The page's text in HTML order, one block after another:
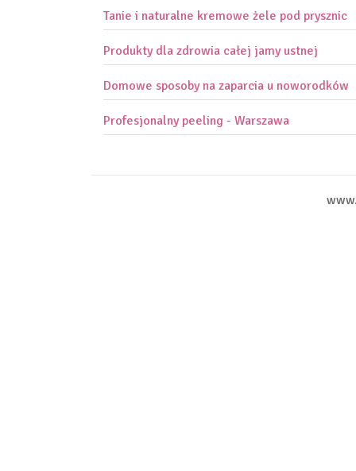
Tanie i naturalne kremowe żele pod prysznic
Produkty dla zdrowia całej jamy ustnej
Domowe sposoby na zaparcia u noworodków
Profesjonalny peeling - Warszawa